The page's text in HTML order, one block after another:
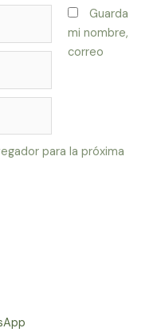
Guarda
mi nombre,
correo
para la próxima